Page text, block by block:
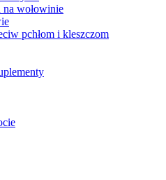
na wołowinie
pchłom i kleszczom